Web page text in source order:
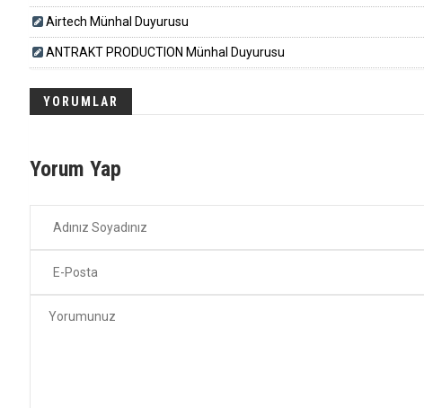
Airtech Münhal Duyurusu
ANTRAKT PRODUCTION Münhal Duyurusu
YORUMLAR
Yorum Yap